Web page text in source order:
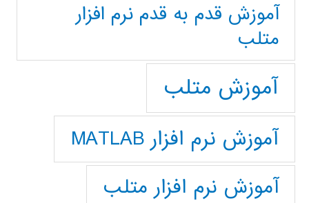
آموزش قدم به قدم نرم افزار
متلب
آموزش متلب
آموزش نرم افزار MATLAB
آموزش نرم افزار متلب